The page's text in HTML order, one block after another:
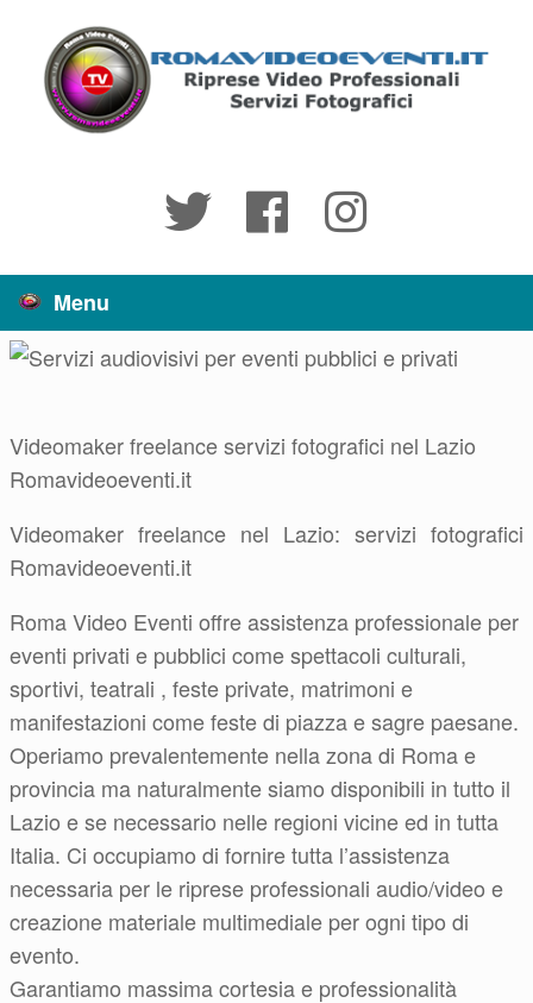
contenuto
Menu
Videomaker freelance servizi fotografici nel Lazio
Romavideoeventi.it
Videomaker freelance nel Lazio: servizi fotografici
Romavideoeventi.it
Roma Video Eventi offre assistenza professionale per
eventi privati e pubblici come spettacoli culturali,
sportivi, teatrali , feste private, matrimoni e
manifestazioni come feste di piazza e sagre paesane.
Operiamo prevalentemente nella zona di Roma e
provincia ma naturalmente siamo disponibili in tutto il
Lazio e se necessario nelle regioni vicine ed in tutta
Italia. Ci occupiamo di fornire tutta l’assistenza
necessaria per le riprese professionali audio/video e
creazione materiale multimediale per ogni tipo di
evento.
Garantiamo massima cortesia e professionalità